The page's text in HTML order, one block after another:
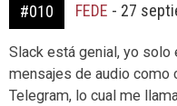
#010 FEDE - 27
Slack está genial, yo solo
mensajes de audio como
Telegram, lo cual me